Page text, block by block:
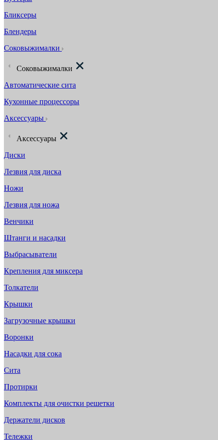
Бликсеры
Блендеры
Соковыжималки
Соковыжималки
Автоматические сита
Кухонные процессоры
Аксессуары
Аксессуары
Диски
Лезвия для диска
Ножи
Лезвия для ножа
Венчики
Штанги и насадки
Выбрасыватели
Крепления для миксера
Толкатели
Крышки
Загрузочные крышки
Воронки
Насадки для сока
Сита
Протирки
Комплекты для очистки решетки
Держатели дисков
Тележки